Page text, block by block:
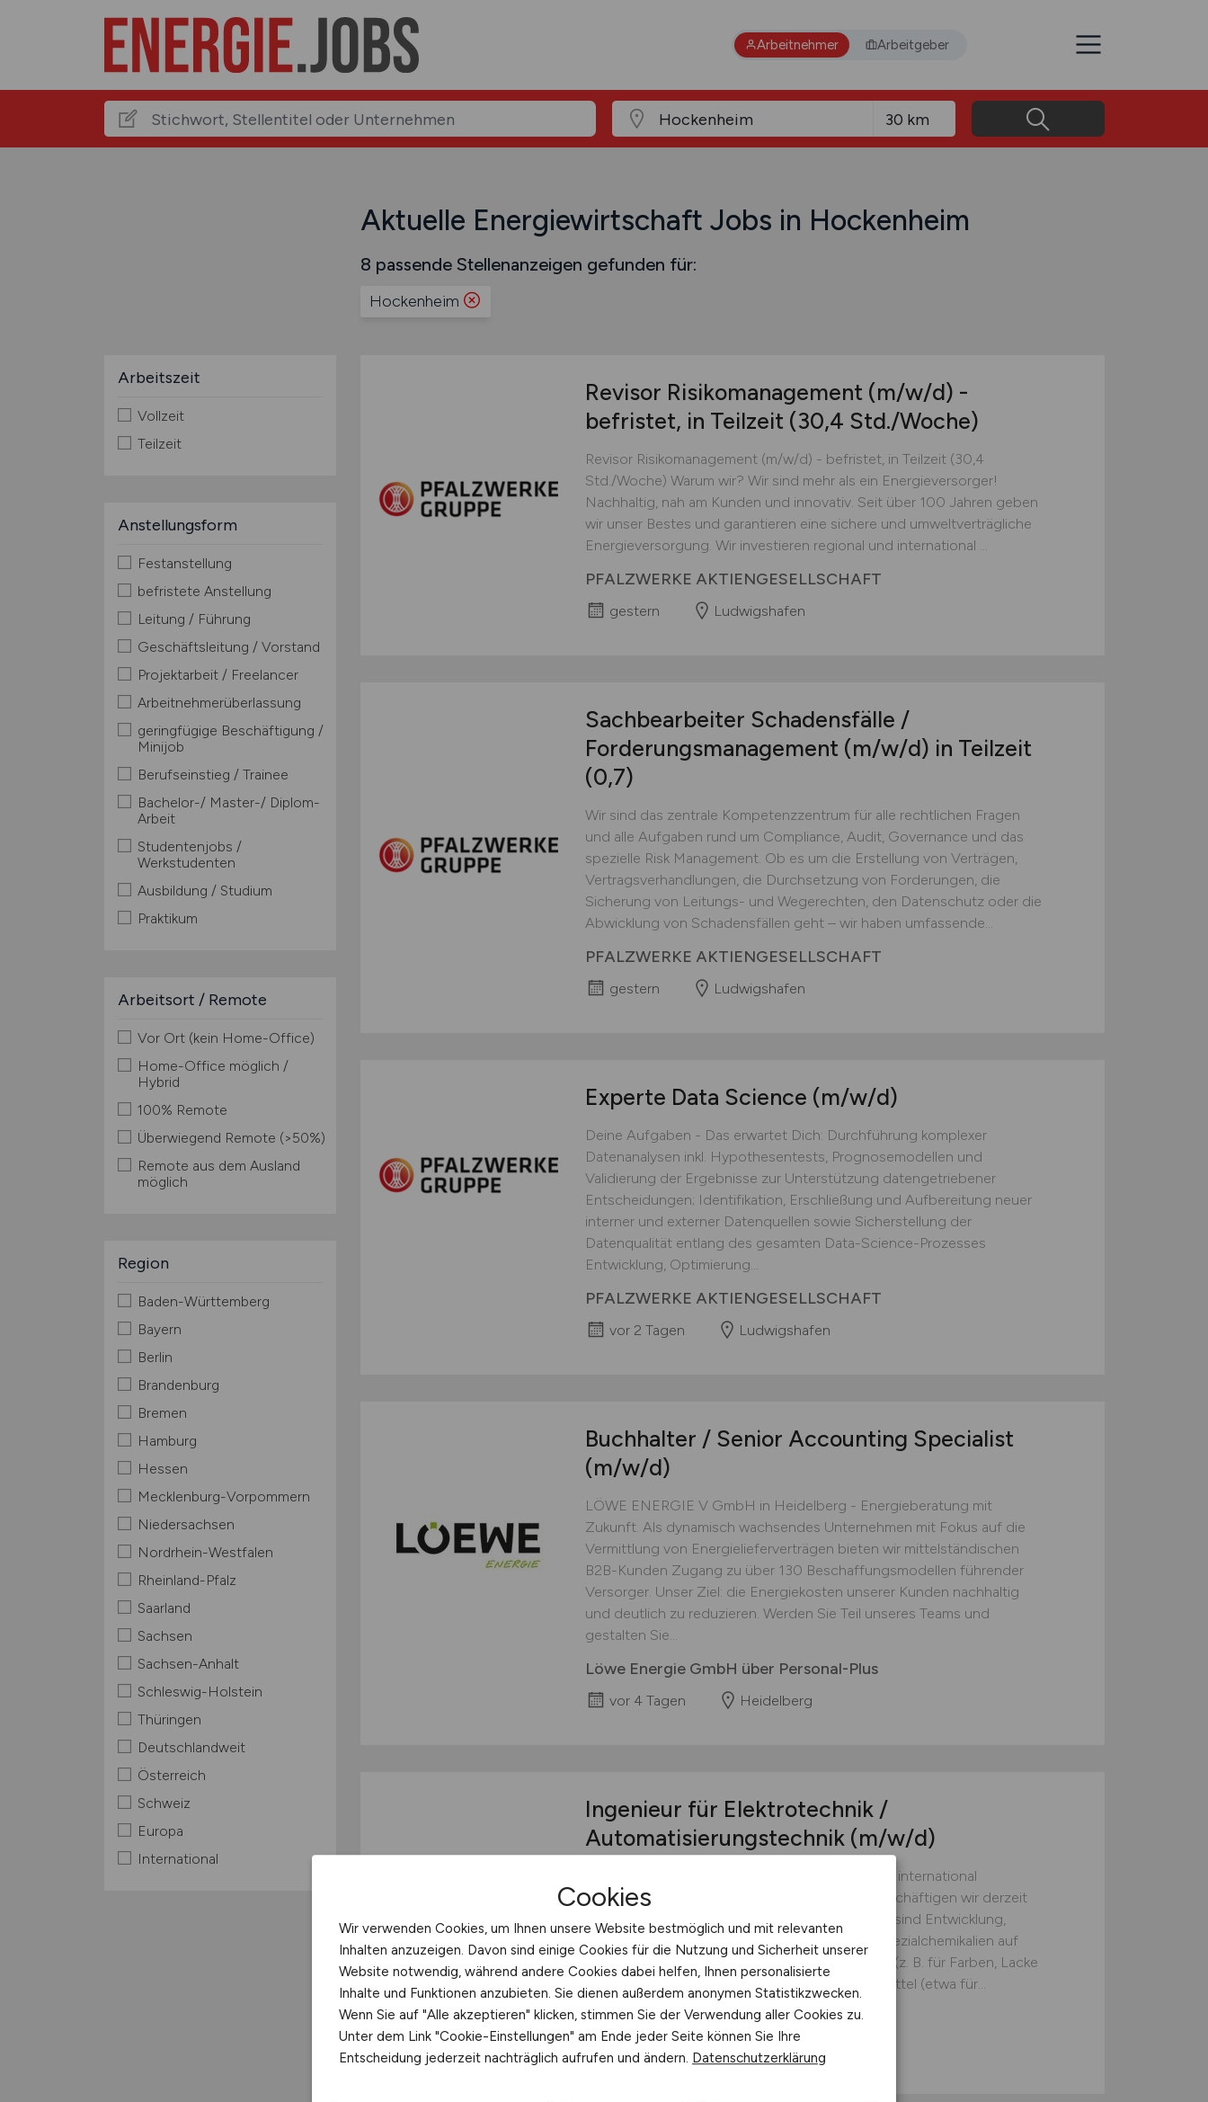
Arbeitnehmer Arbeitgeber
Aktuelle Energiewirtschaft Jobs in Hockenheim
8 passende Stellenanzeigen gefunden für:
Hockenheim
Arbeitszeit
Vollzeit
Teilzeit
Anstellungsform
Festanstellung
befristete Anstellung
Leitung / Führung
Geschäftsleitung / Vorstand
Projektarbeit / Freelancer
Arbeitnehmerüberlassung
geringfügige Beschäftigung /
Minijob
Berufseinstieg / Trainee
Bachelor-/ Master-/ Diplom-
Arbeit
Studentenjobs /
Werkstudenten
Ausbildung / Studium
Praktikum
Arbeitsort / Remote
Vor Ort (kein Home-Office)
Home-Office möglich /
Hybrid
100% Remote
Überwiegend Remote (>50%)
Remote aus dem Ausland
möglich
Region
Baden-Württemberg
Bayern
Berlin
Brandenburg
Bremen
Hamburg
Hessen
Mecklenburg-Vorpommern
Niedersachsen
Nordrhein-Westfalen
Rheinland-Pfalz
Saarland
Sachsen
Sachsen-Anhalt
Schleswig-Holstein
Thüringen
Deutschlandweit
Österreich
Schweiz
Europa
International
Revisor Risikomanagement (m/w/d) -
befristet, in Teilzeit (30,4 Std./Woche)
Revisor Risikomanagement (m/w/d) - befristet, in Teilzeit (30,4
Std./Woche) Warum wir? Wir sind mehr als ein Energieversorger!
Nachhaltig, nah am Kunden und innovativ. Seit über 100 Jahren geben
wir unser Bestes und garantieren eine sichere und umweltverträgliche
Energieversorgung. Wir investieren regional und international ...
PFALZWERKE AKTIENGESELLSCHAFT
gestern Ludwigshafen
Sachbearbeiter Schadensfälle /
Forderungsmanagement (m/w/d) in Teilzeit
(0,7)
Wir sind das zentrale Kompetenzzentrum für alle rechtlichen Fragen
und alle Aufgaben rund um Compliance, Audit, Governance und das
spezielle Risk Management. Ob es um die Erstellung von Verträgen,
Vertragsverhandlungen, die Durchsetzung von Forderungen, die
Sicherung von Leitungs- und Wegerechten, den Datenschutz oder die
Abwicklung von Schadensfällen geht – wir haben umfassende...
PFALZWERKE AKTIENGESELLSCHAFT
gestern Ludwigshafen
Experte Data Science (m/w/d)
Deine Aufgaben - Das erwartet Dich: Durchführung komplexer
Datenanalysen inkl. Hypothesentests, Prognosemodellen und
Validierung der Ergebnisse zur Unterstützung datengetriebener
Entscheidungen; Identifikation, Erschließung und Aufbereitung neuer
interner und externer Datenquellen sowie Sicherstellung der
Datenqualität entlang des gesamten Data-Science-Prozesses
Entwicklung, Optimierung...
PFALZWERKE AKTIENGESELLSCHAFT
vor 2 Tagen Ludwigshafen
Buchhalter / Senior Accounting Specialist
(m/w/d)
LÖWE ENERGIE V GmbH in Heidelberg - Energieberatung mit
Zukunft. Als dynamisch wachsendes Unternehmen mit Fokus auf die
Vermittlung von Energielieferverträgen bieten wir mittelständischen
B2B-Kunden Zugang zu über 130 Beschaffungsmodellen führender
Versorger. Unser Ziel: die Energiekosten unserer Kunden nachhaltig
und deutlich zu reduzieren. Werden Sie Teil unseres Teams und
gestalten Sie...
Löwe Energie GmbH über Personal-Plus
vor 4 Tagen Heidelberg
Ingenieur für Elektrotechnik /
Automatisierungstechnik (m/w/d)
Die THOR GmbH mit Sitz in Speyer ist Teil eines international
agierenden Konzerns. An unserem Standort beschäftigen wir derzeit
circa 700 Mitarbeitende. Unsere Schwerpunkte sind Entwicklung,
Produktion und Vertrieb beratungsintensiver Spezialchemikalien auf
den Gebieten technische Konservierungsmittel (z. B. für Farben, Lacke
oder industrielle Schmierstoffe), Flammschutzmittel (etwa für...
THOR GmbH
vor 4 Tagen Speyer
Cookies
Wir verwenden Cookies, um Ihnen unsere Website bestmöglich und mit relevanten
Inhalten anzuzeigen. Davon sind einige Cookies für die Nutzung und Sicherheit unserer
Website notwendig, während andere Cookies dabei helfen, Ihnen personalisierte
Inhalte und Funktionen anzubieten. Sie dienen außerdem anonymen Statistikzwecken.
Wenn Sie auf "Alle akzeptieren" klicken, stimmen Sie der Verwendung aller Cookies zu.
Unter dem Link "Cookie-Einstellungen" am Ende jeder Seite können Sie Ihre
Entscheidung jederzeit nachträglich aufrufen und ändern. Datenschutzerklärung